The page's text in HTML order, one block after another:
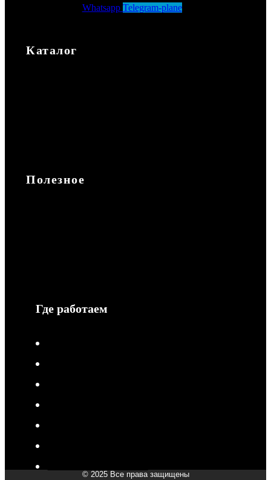
Whatsapp Telegram-plane
Каталог
Полезное
Где работаем
© 2025 Все права защищены